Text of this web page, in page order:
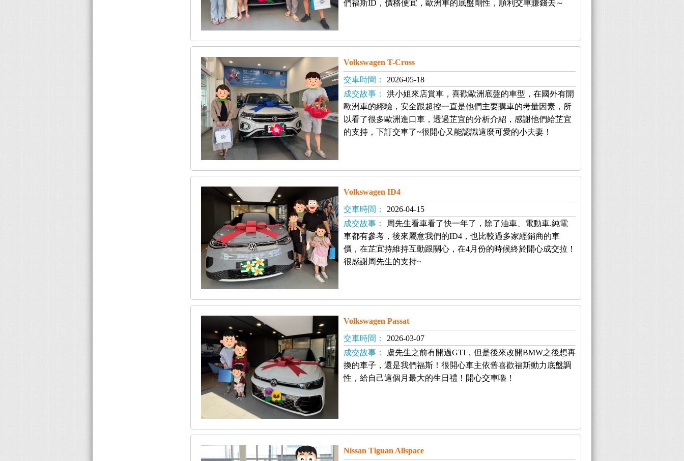
們福斯ID，價格便宜，歐洲車的底盤剛性，順利交車賺錢去～
Volkswagen T-Cross
交車時間：
2026-05-18
成交故事：
洪小姐來店賞車，喜歡歐洲底盤的車型，在國外有開
歐洲車的經驗，安全跟超控一直是他們主要購車的考量因素，所
以看了很多歐洲進口車，透過芷宜的分析介紹，感謝他們給芷宜
的支持，下訂交車了~很開心又能認識這麼可愛的小夫妻！
Volkswagen ID4
交車時間：
2026-04-15
成交故事：
周先生看車看了快一年了，除了油車、電動車.純電
車都有參考，後來屬意我們的ID4，也比較過多家經銷商的車
價，在芷宜持維持互動跟關心，在4月份的時候終於開心成交拉！
很感謝周先生的支持~
Volkswagen Passat
交車時間：
2026-03-07
成交故事：
盧先生之前有開過GTI，但是後來改開BMW之後想再
換的車子，還是我們福斯！很開心車主依舊喜歡福斯動力底盤調
性，給自己這個月最大的生日禮！開心交車嚕！
Nissan Tiguan Allspace